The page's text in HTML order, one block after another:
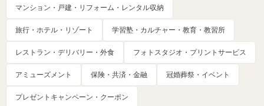
マンション・戸建・リフォーム・レンタル収納
旅行・ホテル・リゾート 学習塾・カルチャー・教育・教習所
レストラン・デリバリー・外食 フォトスタジオ・プリントサービス
アミューズメント 保険・共済・金融 冠婚葬祭・イベント
プレゼントキャンペーン・クーポン